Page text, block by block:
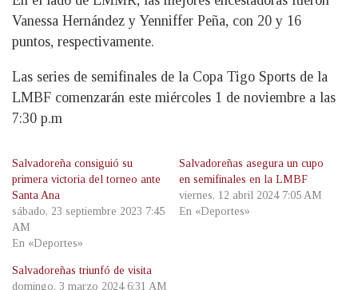
Vanessa Hernández y Yenniffer Peña, con 20 y 16
puntos, respectivamente.
Las series de semifinales de la Copa Tigo Sports de la
LMBF comenzarán este miércoles 1 de noviembre a las
7:30 p.m
Salvadoreña consiguió su
primera victoria del torneo ante
Santa Ana
sábado, 23 septiembre 2023 7:45
AM
En «Deportes»
Salvadoreñas asegura un cupo
en semifinales en la LMBF
viernes, 12 abril 2024 7:05 AM
En «Deportes»
Salvadoreñas triunfó de visita
domingo, 3 marzo 2024 6:31 AM